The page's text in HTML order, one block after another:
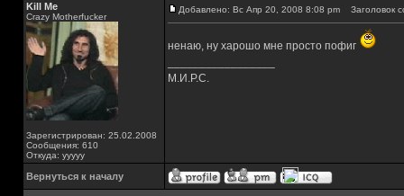
Kill Me
Crazy Motherfucker
Зарегистрирован: 25.02.2008
Сообщения: 610
Откуда: ууууу
Добавлено: Вс Апр 20, 2008 8:08 pm Заголовок
ненаю, ну харошо мне просто пофиг
М.И.Р.С.
Вернуться к началу